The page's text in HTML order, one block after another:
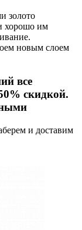
золото
хорошо им
новым слоем
все
скидкой.
и доставим